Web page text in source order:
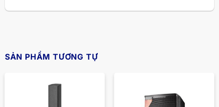
SẢN PHẨM TƯƠNG TỰ